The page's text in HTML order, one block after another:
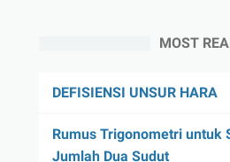
MOST
DEFISIENSI UNSUR HARA
Rumus Trigonometri untuk
Jumlah Dua Sudut